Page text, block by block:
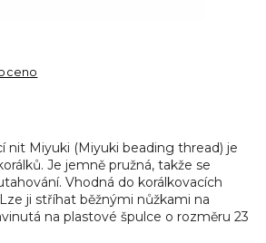
nit Miyuki (Miyuki beading thread) je
Je jemně pružná, takže se
Vhodná do korálkovacích
Lze ji stříhat běžnými nůžkami na
na plastové špulce o rozměru 23